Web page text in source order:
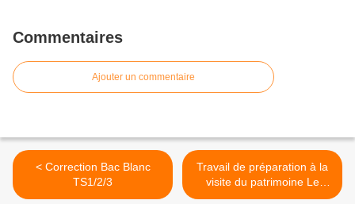
Commentaires
Ajouter un commentaire
< Correction Bac Blanc
TS1/2/3
Travail de préparation à la
visite du patrimoine Le
Corbusier >